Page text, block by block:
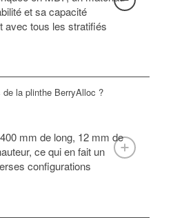
et sa capacité
avec tous les stratifiés
la plinthe BerryAlloc ?
mm de long, 12 mm de
ce qui en fait un
configurations